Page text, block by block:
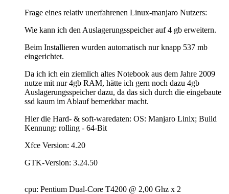
Frage eines relativ unerfahrenen Linux-manjaro Nutzers:
Wie kann ich den Auslagerungsspeicher auf 4 gb erweitern.
Beim Installieren wurden automatisch nur knapp 537 mb
eingerichtet.
Da ich ich ein ziemlich altes Notebook aus dem Jahre 2009
nutze mit nur 4gb RAM, hätte ich gern noch dazu 4gb
Auslagerungsspeicher dazu, da das sich durch die eingebaute
ssd kaum im Ablauf bemerkbar macht.
Hier die Hard- & soft-waredaten: OS: Manjaro Linix; Build
Kennung: rolling - 64-Bit
Xfce Version: 4.20
GTK-Version: 3.24.50
cpu: Pentium Dual-Core T4200 @ 2,00 Ghz x 2